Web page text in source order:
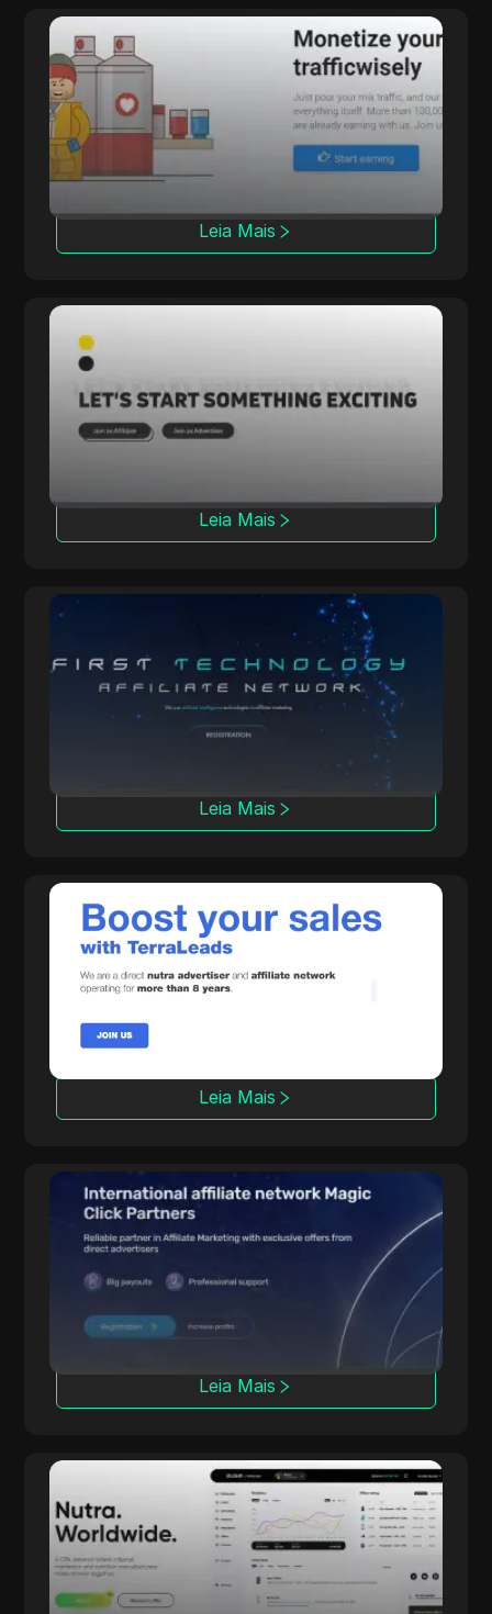
LosPollos
A LosPollos ajuda os afiliados a aumentar as
conversões por meio da monetização
automatizada de Smartlink.
Leia Mais
A Rainmaker entrega altas taxas de
conversão com campanhas multi-setoriais
exclusivas, focando em soluções de iGaming
internas.
Leia Mais
A OpenAFF utiliza IA para aumentar as taxas
de conversão de tráfego. Ela oferece
negócios CPA, CPL e CRG e suporta
campanhas em mais de 100 países.
Leia Mais
TerraLeads
Um anunciante Nutra direto e rede CPA que
opera há 8 anos, a TerraLeads oferece mais
de 3000 ofertas em mais de 100 países,
Leia Mais
Magic Click
A Magic Click colabora com mais de 10.000
afiliados, oferecendo mais de 500 produtos
de iGaming por meio de parcerias sólidas.
Leia Mais
dr.cash
Com 6 anos de experiência, a dr.cash oferece
mais de 2000 produtos Nutra em 200 regiões,
incluindo locais exóticos.